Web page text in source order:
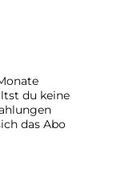
du keine
das Abo